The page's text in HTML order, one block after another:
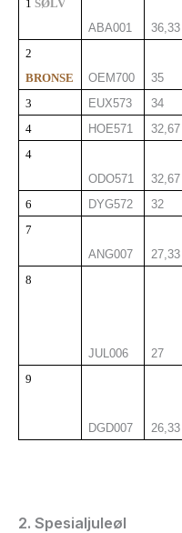
1SØLV
ABA001
36,33
2
BRONSE
OEM700 35
3
EUX573 34
4
HOE571 32,67
4
ODO571
32,67
6
DYG572 32
7
ANG007
27,33
8
JUL006 27
9
DGD007 26,33
2. Spesialjuleøl